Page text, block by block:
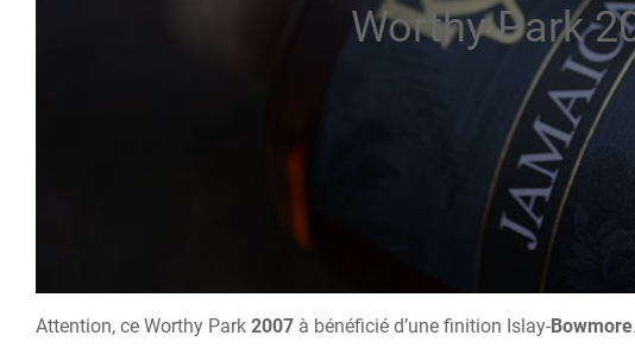
Worthy Park
Attention, ce Worthy Park 2007 à bénéficié d’une finition Islay-Bowmore